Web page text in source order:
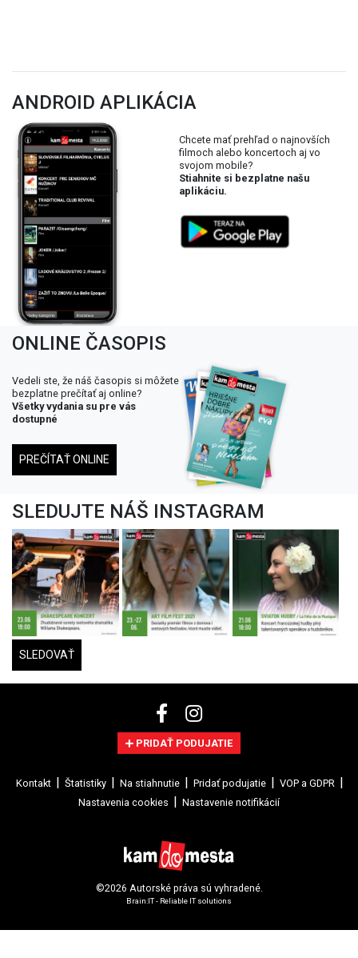
ANDROID APLIKÁCIA
Chcete mať prehľad o najnovších
filmoch alebo koncertoch aj vo
svojom mobile?
Stiahnite si bezplatne našu
aplikáciu.
ONLINE ČASOPIS
Vedeli ste, že náš časopis si môžete
bezplatne prečítať aj online?
Všetky vydania su pre vás
dostupné
PREČÍTAŤ ONLINE
SLEDUJTE NÁŠ INSTAGRAM
SLEDOVAŤ
PRIDAŤ PODUJATIE
Kontakt Štatistiky Na stiahnutie Pridať podujatie
VOP a GDPR
Nastavenia cookies
Nastavenie notifikácií
©2026 Autorské práva sú vyhradené.
Brain:IT - Reliable IT solutions